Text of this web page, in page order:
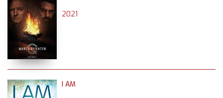
2021
I AM